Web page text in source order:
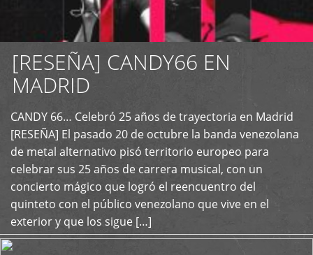
[RESEÑA] CANDY66 EN
MADRID
CANDY 66… Celebró 25 años de trayectoria en Madrid
[RESEÑA] El pasado 20 de octubre la banda venezolana
de metal alternativo pisó territorio europeo para
celebrar sus 25 años de carrera musical, con un
concierto mágico que logró el reencuentro del
quinteto con el público venezolano que vive en el
exterior y que los sigue […]
+